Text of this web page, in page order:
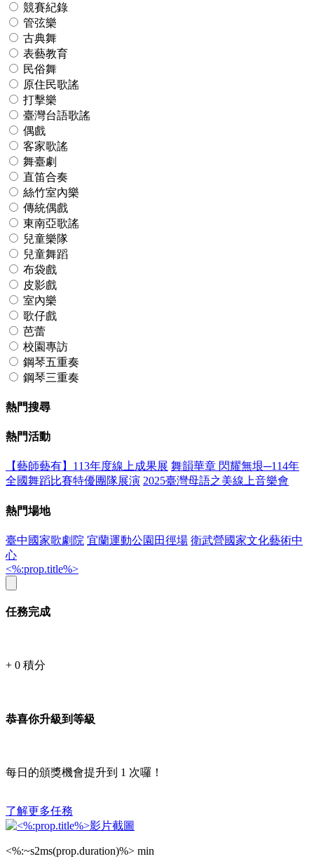
競賽紀錄
管弦樂
古典舞
表藝教育
民俗舞
原住民歌謠
打擊樂
臺灣台語歌謠
偶戲
客家歌謠
舞臺劇
直笛合奏
絲竹室內樂
傳統偶戲
東南亞歌謠
兒童樂隊
兒童舞蹈
布袋戲
皮影戲
室內樂
歌仔戲
芭蕾
校園專訪
鋼琴五重奏
鋼琴三重奏
熱門搜尋
熱門活動
【藝師藝有】113年度線上成果展 舞韻華章 閃耀無垠─114年
全國舞蹈比賽特優團隊展演 2025臺灣母語之美線上音樂會
熱門場地
臺中國家歌劇院 宜蘭運動公園田徑場 衛武營國家文化藝術中
心
<%:prop.title%>
任務完成
+ 0 積分
恭喜你升級到等級
每日的頒獎機會提升到 1 次囉！
了解更多任務
<%:~s2ms(prop.duration)%> min